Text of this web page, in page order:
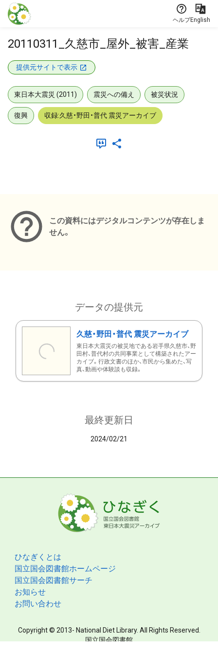
本文に飛ぶ
ヘルプEnglish
20110311_久慈市_屋外_被害_産業
提供元サイトで表示
東日本大震災 (2011) 震災への備え 被災状況
復興 収録:久慈・野田・普代 震災アーカイブ
この資料にはデジタルコンテンツが存在しま
せん。
データの提供元
久慈・野田・普代 震災アーカイブ
東日本大震災の被災地である岩手県久慈市、野
田村、普代村の共同事業として構築されたアー
カイブ。行政文書のほか、市民から集めた、写
真、動画や体験談も収録。
最終更新日
2024/02/21
ひなぎくとは
国立国会図書館ホームページ
国立国会図書館サーチ
お知らせ
お問い合わせ
Copyright © 2013- National Diet Library. All Rights Reserved.